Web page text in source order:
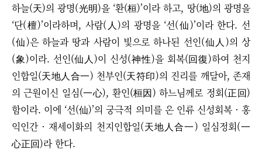
하늘(天)의 광명(光明)을 ‘환(桓)’이라 하고, 땅(地)의 광명을
‘단(檀)’이라하며, 사람(人)의 광명을 ‘선(仙)’이라 한다. 선
(仙)은 하늘과 땅과 사람이 빛으로 하나된 선인(仙人)의 상
(象)이라. 선인(仙人)이 신성(神性)을 회복(回復)하여 천지
인합일(天地人合一) 천부인(天符印)의 진리를 깨달아, 존재
의 근원이신 일심(一心), 환인(桓因) 하느님께로 정회(正回)
함이라. 이에 ‘선(仙)’의 궁극적 의미를 온 인류 신성회복 · 홍
익인간 · 재세이화의 천지인합일(天地人合一) 일심정회(一
心正回)라 한다.